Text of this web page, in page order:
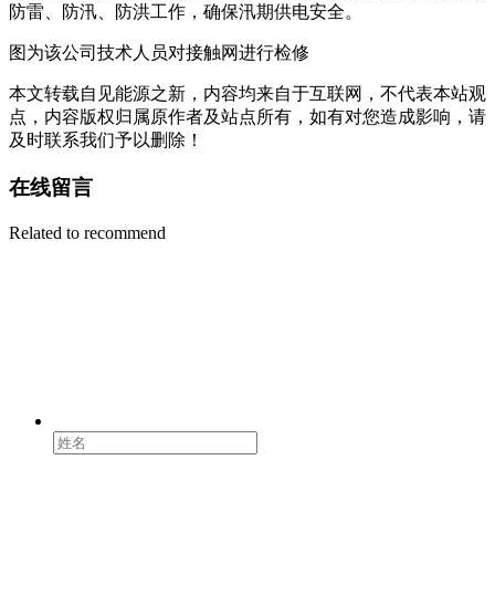
防雷、防汛、防洪工作，确保汛期供电安全。
图为该公司技术人员对接触网进行检修
本文转载自见能源之新，内容均来自于互联网，不代表本站观
点，内容版权归属原作者及站点所有，如有对您造成影响，请
及时联系我们予以删除！
在线留言
Related to recommend